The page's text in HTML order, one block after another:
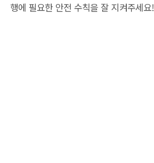
행에 필요한 안전 수칙을 잘 지켜주세요!